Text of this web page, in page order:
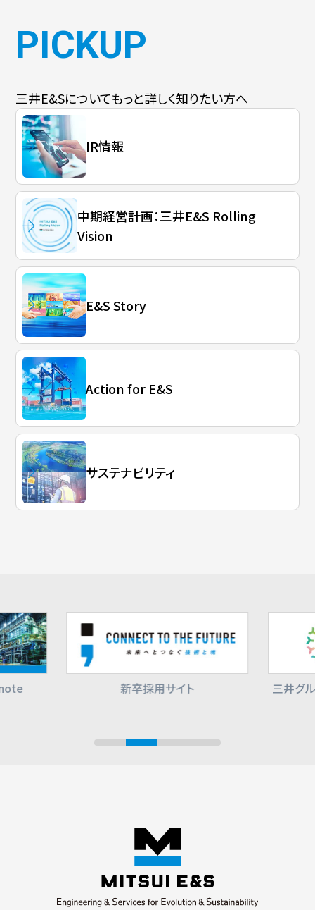
PICKUP
三井E&Sについてもっと詳しく知りたい方へ
IR情報
中期経営計画：三井E&S Rolling
Vision
E&S Story
Action for E&S
サステナビリティ
新卒採用サイト 三井グ